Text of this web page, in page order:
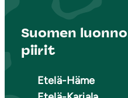
Suomen
piirit
Etelä-Häme